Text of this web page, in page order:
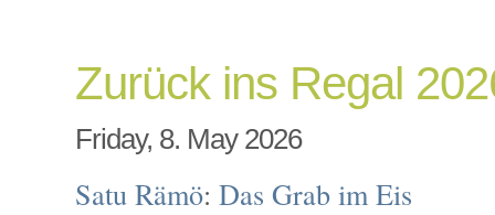
Zurück ins Regal
Friday, 8. May 2026
Satu Rämö:Das Grab im Eis